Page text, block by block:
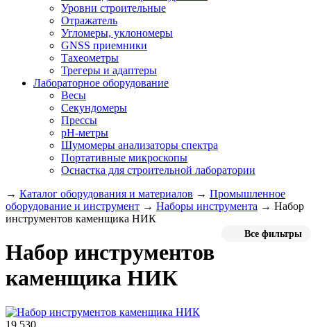
Уровни строительные
Отражатель
Угломеры, уклономеры
GNSS приемники
Тахеометры
Трегеры и адаптеры
Лабораторное оборудование
Весы
Секундомеры
Прессы
pH-метры
Шумомеры анализаторы спектра
Портативные микроскопы
Оснастка для строительной лаборатории
→ Каталог оборудования и материалов → Промышленное
оборудование и инструмент → Наборы инструмента → Набор
инструментов каменщика НИК
Все фильтры
Набор инструментов
каменщика НИК
19 530